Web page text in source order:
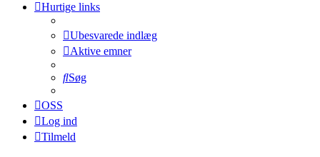
Hurtige links
Ubesvarede indlæg
Aktive emner
Søg
OSS
Log ind
Tilmeld